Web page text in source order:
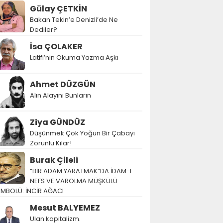
Gülay ÇETKİN
Bakan Tekin’e Denizli’de Ne
Dediler?
İsa ÇOLAKER
Latifi’nin Okuma Yazma Aşkı
Ahmet DÜZGÜN
Alın Alayını Bunların
Ziya GÜNDÜZ
Düşünmek Çok Yoğun Bir Çabayı
Zorunlu Kılar!
Burak Çileli
“BİR ADAM YARATMAK”DA İDAM-I
NEFS VE VAROLMA MÜŞKÜLÜ
İNCİR AĞACI
Mesut BALYEMEZ
Ulan kapitalizm.